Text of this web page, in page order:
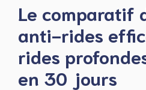
Le comparatif
anti-rides
rides
en 30 jours